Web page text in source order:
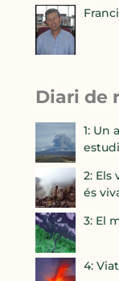
Diari de
1: Un
2: Els
és
3: El
4: